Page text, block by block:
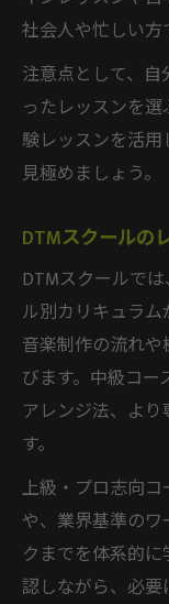
社会人や忙しい方
注意点として、
ったレッスンを
験レッスンを活
見極めましょう。
DTMスクールの
DTMスクールで
ル別カリキュラム
音楽制作の流れ
びます。中級コ
アレンジ法、よ
す。
上級・プロ志向
や、業界基準の
クまでを体系的
認しながら、必